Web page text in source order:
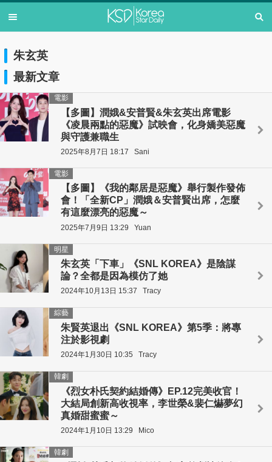
朱玄英
最新文章
【多圖】潤娥&安普賢&朱玄英出席電影
《凌晨兩點的惡魔》試映會，化身嬌美惡魔
與守護兼職生
電影
2025年8月7日 18:17 Sani
【多圖】《我的鄰居是惡魔》舉行製作發佈
會！「全新CP」潤娥＆安普賢出席，怎麼
有這麼漂亮的惡魔～
電影
2025年7月9日 13:29 Yuan
朱玄英「下車」《SNL KOREA》是陰謀
論？全都是因為模仿了她
明星
2024年10月13日 15:37 Tracy
朱賢英退出《SNL KOREA》第5季：將專
注於影視劇
綜藝
2024年1月30日 10:35 Tracy
《烈女朴氏契約結婚傳》EP.12完美收官！
大結局創新高收視率，李世榮&裴仁爀夢幻
真婚甜蜜蜜～
韓劇
2024年1月10日 13:29 Mico
韓劇